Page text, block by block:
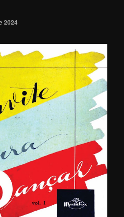
2024